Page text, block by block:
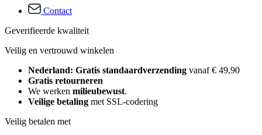
Contact
Geverifieerde kwaliteit
Veilig en vertrouwd winkelen
Nederland: Gratis standaardverzending vanaf € 49,90
Gratis retourneren
We werken milieubewust.
Veilige betaling met SSL-codering
Veilig betalen met